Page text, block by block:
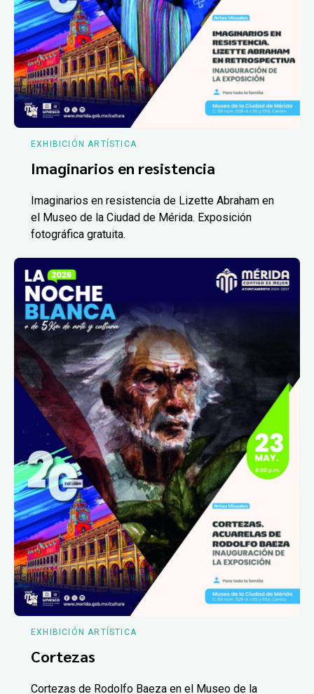
EXHIBICIÓN ARTÍSTICA
Imaginarios en resistencia
Imaginarios en resistencia de Lizette Abraham en
el Museo de la Ciudad de Mérida. Exposición
fotográfica gratuita.
EXHIBICIÓN ARTÍSTICA
Cortezas
Cortezas de Rodolfo Baeza en el Museo de la